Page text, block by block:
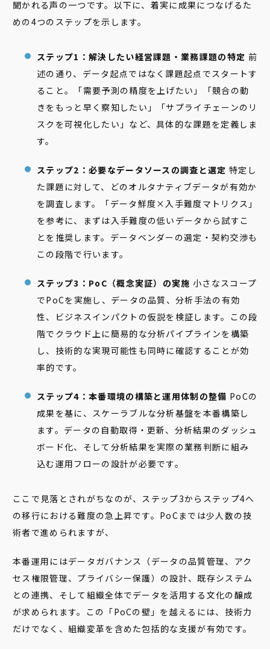
聞かれる声の一つです。以下に、着実に成果につなげるた
めの4つのステップを示します。
ステップ1：解決したい経営課題・業務課題の特定 前
述の通り、データ起点ではなく課題起点でスタートす
ること。「需要予測の精度を上げたい」「競合の動
きをもっと早く察知したい」「サプライチェーンのリ
スクを可視化したい」など、具体的な課題を定義しま
す。
ステップ2：必要なデータソースの調査と選定 特定し
た課題に対して、どのオルタナティブデータが有効か
を調査します。「データ鮮度×入手難度マトリクス」
を参考に、まずは入手難度の低いデータから試すこ
とを推奨します。データベンダーの選定・契約交渉も
この段階で行います。
ステップ3：PoC（概念実証）の実施 小さなスコープ
でPoCを実施し、データの品質、分析手法の有効
性、ビジネスインパクトの仮説を検証します。この段
階でクラウド上に簡易的な分析パイプラインを構築
し、技術的な実現可能性も同時に確認することが効
率的です。
ステップ4：本番環境の構築と運用体制の整備 PoCの
成果を基に、スケーラブルな分析基盤を本番構築し
ます。データの自動取得・更新、分析結果のダッシュ
ボード化、そして分析結果を実際の業務判断に組み
込む運用フローの設計が必要です。
ここで見落とされがちなのが、ステップ3からステップ4へ
の移行における難度の急上昇です。PoCまでは少人数の技
術者で進められますが、
本番運用にはデータガバナンス（データの品質管理、アク
セス権限管理、プライバシー保護）の設計、既存システム
との連携、そして組織全体でデータを活用する文化の醸成
が求められます。この「PoCの壁」を越えるには、技術力
だけでなく、組織変革を含めた包括的な支援が有効です。